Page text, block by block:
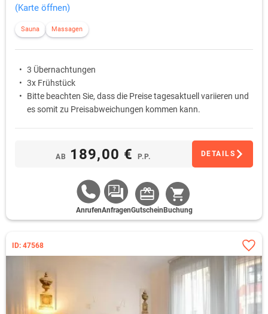
(Karte öffnen)
Sauna Massagen
3 Übernachtungen
3x Frühstück
Bitte beachten Sie, dass die Preise tagesaktuell variieren und
es somit zu Preisabweichungen kommen kann.
AB 189,00 € P.P. DETAILS
AnrufenAnfragenGutschein Buchung
ID: 47568